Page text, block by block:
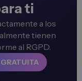
ti
a los
tienen
al RGPD.